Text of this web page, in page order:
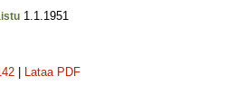
1.1.1951
Lataa PDF